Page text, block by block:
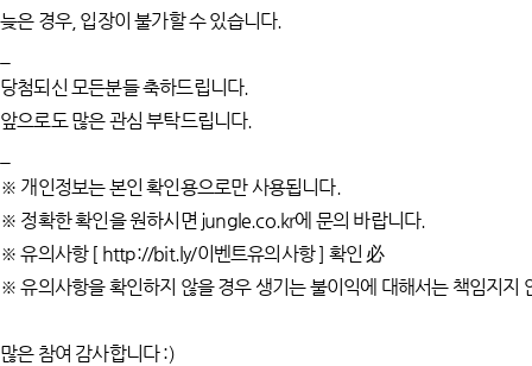
늦은 경우, 입장이 불가할 수 있습니다.
당첨되신 모든분들 축하드립니다.
앞으로도 많은 관심 부탁드립니다.
※ 개인정보는 본인 확인용으로만 사용됩니다.
※ 정확한 확인을 원하시면 jungle.co.kr에 문의 바랍니다.
※ 유의사항 [ http://bit.ly/이벤트유의사항 ] 확인 必
※ 유의사항을 확인하지 않을 경우 생기는 불이익에 대해서는 책임지지
많은 참여 감사합니다 :)